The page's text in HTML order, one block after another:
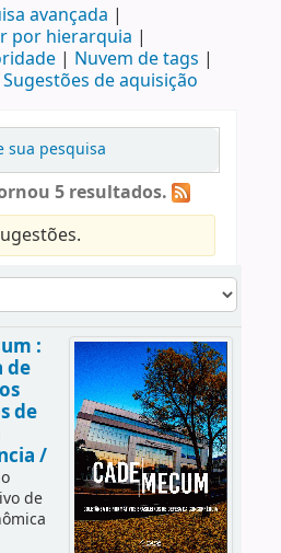
avançada
por hierarquia
Nuvem de tags
Sugestões de aquisição
sua pesquisa
5 resultados.
:
de
de
/
de